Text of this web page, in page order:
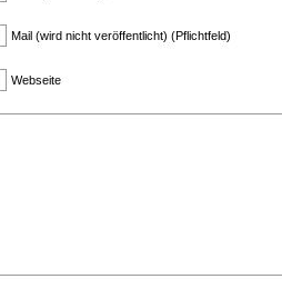
Mail (wird nicht veröffentlicht) (Pflichtfeld)
Webseite